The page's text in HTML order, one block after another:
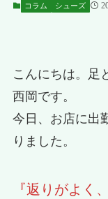
コラム シューズ
こんにちは。足
西岡です。
今日、お店に出
りました。
『返りがよく